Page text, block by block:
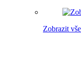
Zobrazit